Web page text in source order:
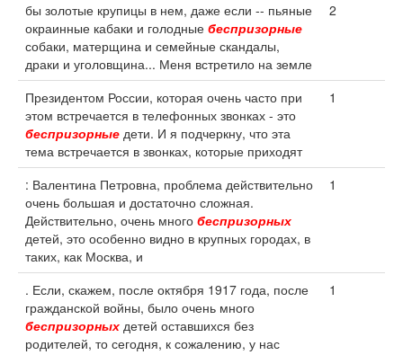
бы золотые крупицы в нем, даже если -- пьяные
окраинные кабаки и голодные беспризорные
собаки, матерщина и семейные скандалы,
драки и уголовщина... Меня встретило на земле
2
Президентом России, которая очень часто при
этом встречается в телефонных звонках - это
беспризорные дети. И я подчеркну, что эта
тема встречается в звонках, которые приходят
1
: Валентина Петровна, проблема действительно
очень большая и достаточно сложная.
Действительно, очень много беспризорных
детей, это особенно видно в крупных городах, в
таких, как Москва, и
1
. Если, скажем, после октября 1917 года, после
гражданской войны, было очень много
беспризорных детей оставшихся без
родителей, то сегодня, к сожалению, у нас
1